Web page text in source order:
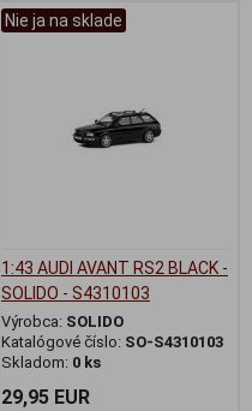
Nie ja na sklade
1:43 AUDI AVANT RS2 BLACK -
SOLIDO - S4310103
Výrobca: SOLIDO
Katalógové číslo: SO-S4310103
Skladom: 0 ks
29,95 EUR